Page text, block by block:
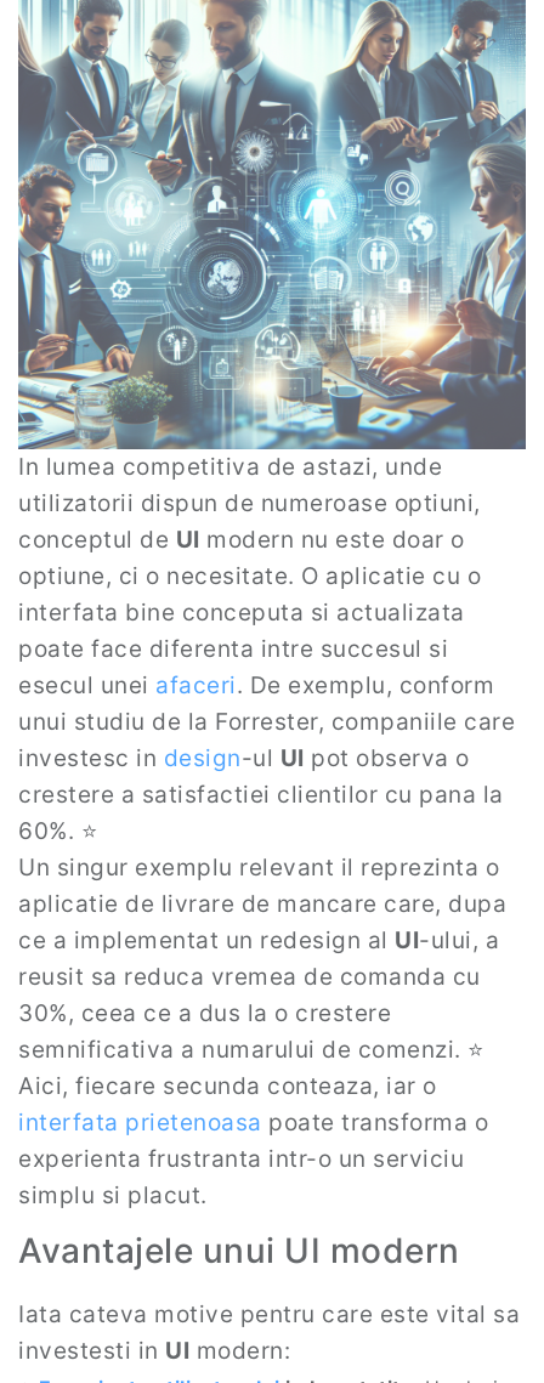
In lumea competitiva de astazi, unde
utilizatorii dispun de numeroase optiuni,
conceptul de UI modern nu este doar o
optiune, ci o necesitate. O aplicatie cu o
interfata bine conceputa si actualizata
poate face diferenta intre succesul si
esecul unei afaceri. De exemplu, conform
unui studiu de la Forrester, companiile care
investesc in design-ul UI pot observa o
crestere a satisfactiei clientilor cu pana la
60%. ⭐
Un singur exemplu relevant il reprezinta o
aplicatie de livrare de mancare care, dupa
ce a implementat un redesign al UI-ului, a
reusit sa reduca vremea de comanda cu
30%, ceea ce a dus la o crestere
semnificativa a numarului de comenzi. ⭐
Aici, fiecare secunda conteaza, iar o
interfata prietenoasa poate transforma o
experienta frustranta intr-o un serviciu
simplu si placut.
Avantajele unui UI modern
Iata cateva motive pentru care este vital sa
investesti in UI modern: